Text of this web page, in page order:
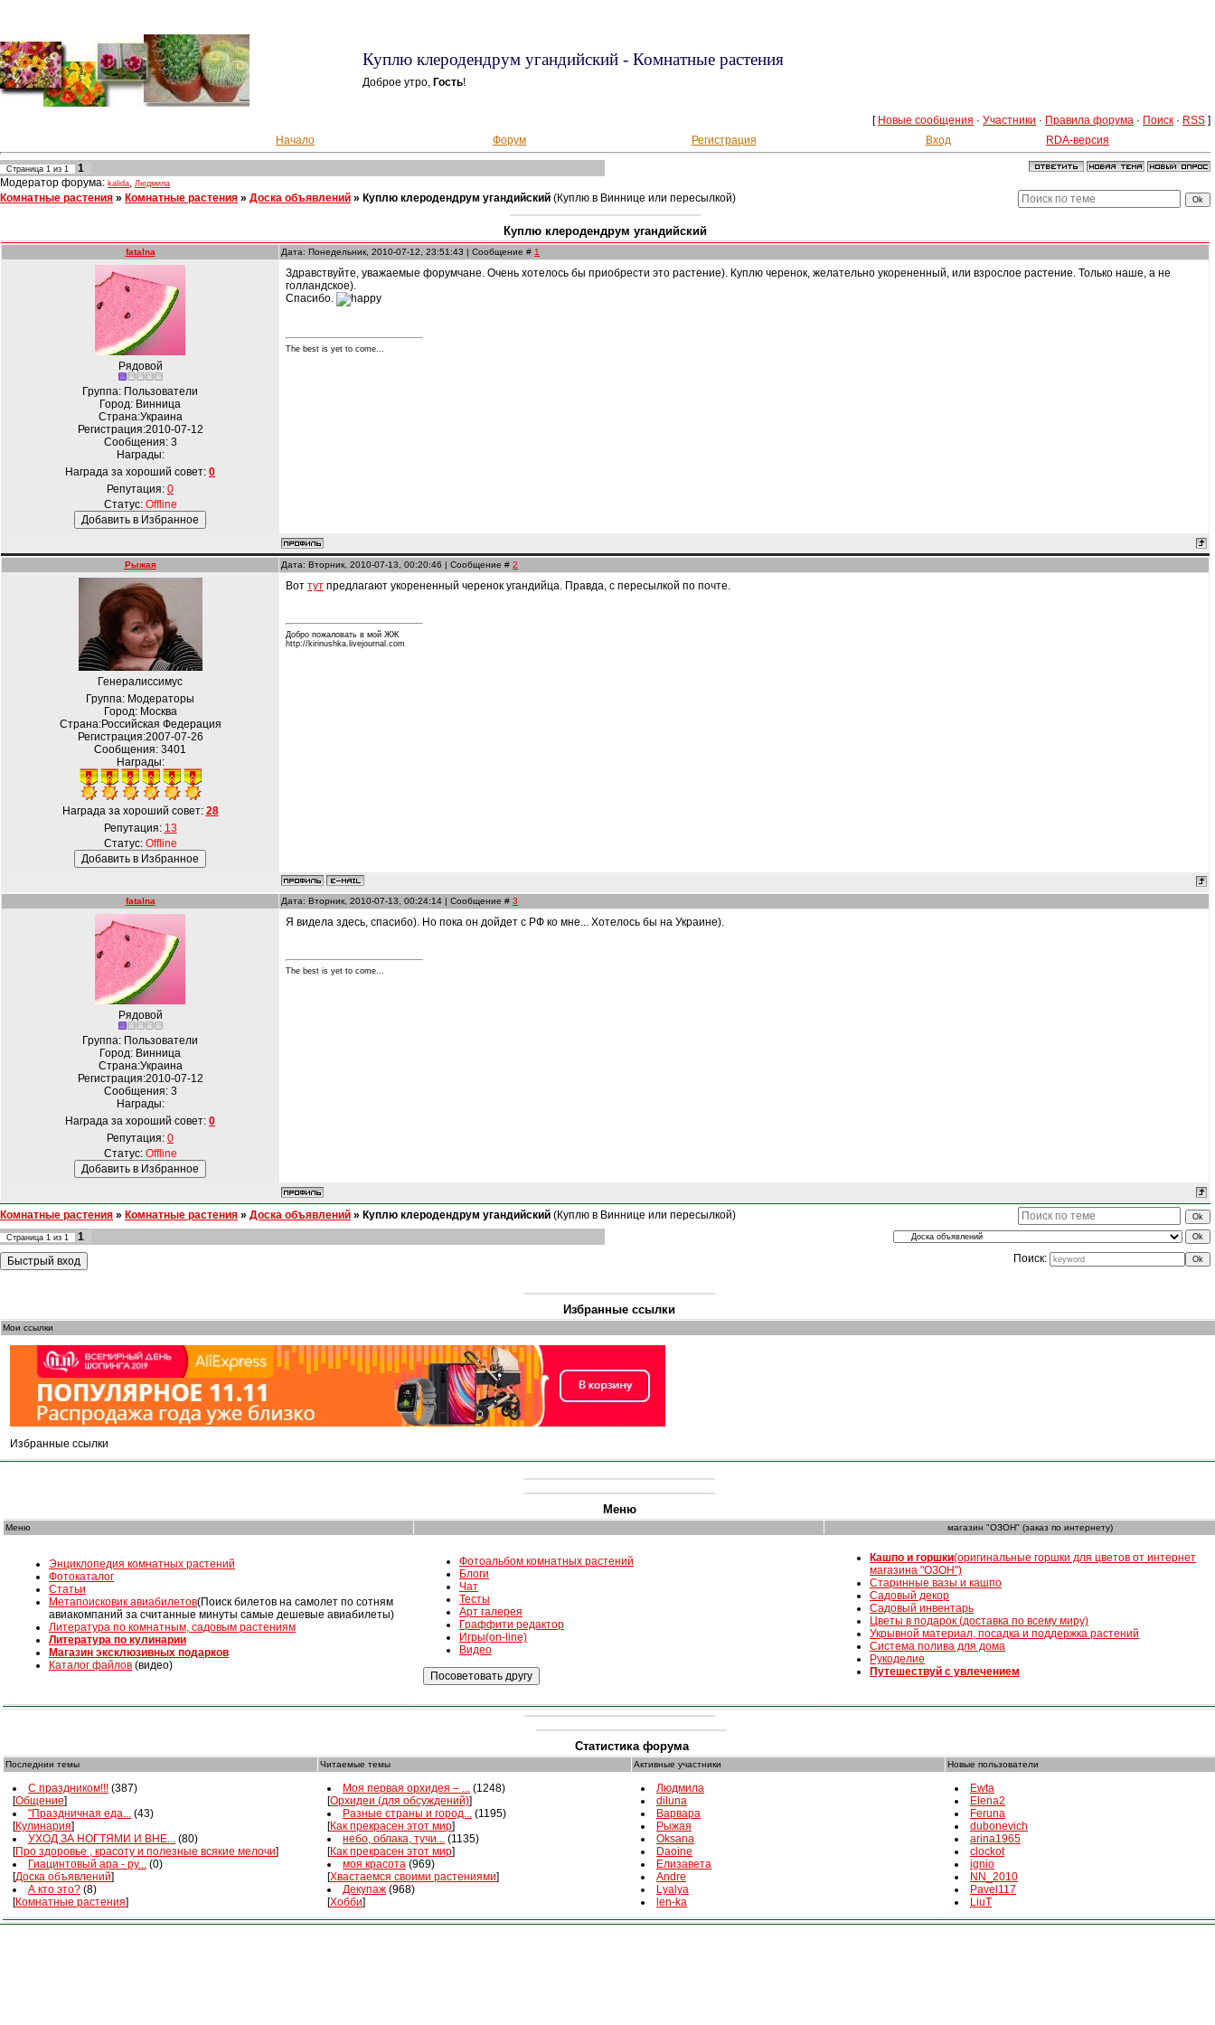
Куплю клеродендрум угандийский - Комнатные растения
Доброе утро, Гость!
[ Новые сообщения · Участники · Правила форума · Поиск · RSS ]
Начало
Форум Регистрация Вход RDA-версия
Страница 1 из 1
1
Модератор форума: kalida, Людмила
Комнатные растения » Комнатные растения » Доска объявлений » Куплю клеродендрум угандийский (Куплю в Виннице или пересылкой)
Куплю клеродендрум угандийский
fatalna Дата: Понедельник, 2010-07-12, 23:51:43 | Сообщение # 1
Рядовой
Группа: Пользователи
Город: Винница
Страна:Украина
Регистрация:2010-07-12
Сообщения: 3
Награды:
Награда за хороший совет: 0
Репутация: 0
Статус: Offline
Здравствуйте, уважаемые форумчане. Очень хотелось бы приобрести это растение). Куплю черенок, желательно укорененный, или взрослое растение. Только наше, а не
голландское).
Спасибо.
The best is yet to come...
Рыжая Дата: Вторник, 2010-07-13, 00:20:46 | Сообщение # 2
Генералиссимус
Группа: Модераторы
Город: Москва
Страна:Российская Федерация
Регистрация:2007-07-26
Сообщения: 3401
Награды:
Награда за хороший совет: 28
Репутация: 13
Статус: Offline
Вот тут предлагают укорененный черенок угандийца. Правда, с пересылкой по почте.
Добро пожаловать в мой ЖЖ
http://kirinushka.livejournal.com
fatalna Дата: Вторник, 2010-07-13, 00:24:14 | Сообщение # 3
Рядовой
Группа: Пользователи
Город: Винница
Страна:Украина
Регистрация:2010-07-12
Сообщения: 3
Награды:
Награда за хороший совет: 0
Репутация: 0
Статус: Offline
Я видела здесь, спасибо). Но пока он дойдет с РФ ко мне... Хотелось бы на Украине).
The best is yet to come...
Комнатные растения » Комнатные растения » Доска объявлений » Куплю клеродендрум угандийский (Куплю в Виннице или пересылкой)
Страница 1 из 1
1
Поиск:
Избранные ссылки
Мои ссылки
Избранные ссылки
Меню
Меню магазин "ОЗОН" (заказ по интернету)
Энциклопедия комнатных растений
Фотокаталог
Статьи
Mетапоисковик авиабилетов(Поиск билетов на самолет по сотням
авиакомпаний за считанные минуты самые дешевые авиабилеты)
Литература по комнатным, садовым растениям
Литература по кулинарии
Магазин эксклюзивных подарков
Каталог файлов (видео)
Фотоальбом комнатных растений
Блоги
Чат
Тесты
Арт галерея
Граффити редактор
Игры(on-line)
Видео
Кашпо и горшки(оригинальные горшки для цветов от интернет
магазина "ОЗОН")
Старинные вазы и кашпо
Садовый декор
Садовый инвентарь
Цветы в подарок (доставка по всему миру)
Укрывной материал, посадка и поддержка растений
Система полива для дома
Рукоделие
Путешествуй с увлечением
Статистика форума
Последнии темы Читаемые темы Активные участники Новые пользователи
С праздником!!! (387)
[Общение]
"Праздничная еда... (43)
[Кулинария]
УХОД ЗА НОГТЯМИ И ВНЕ... (80)
[Про здоровье , красоту и полезные всякие мелочи]
Гиацинтовый ара - ру... (0)
[Доска объявлений]
А кто это? (8)
[Комнатные растения]
Моя первая орхидея – ... (1248)
[Орхидеи (для обсуждений)]
Разные страны и город... (1195)
[Как прекрасен этот мир]
небо, облака, тучи... (1135)
[Как прекрасен этот мир]
моя красота (969)
[Хвастаемся своими растениями]
Декупаж (968)
[Хобби]
Людмила
diluna
Варвара
Рыжая
Oksana
Daoine
Елизавета
Andre
Lyalya
len-ka
Ewta
Elena2
Feruna
dubonevich
arina1965
clockot
ignio
NN_2010
Pavel117
LiuT